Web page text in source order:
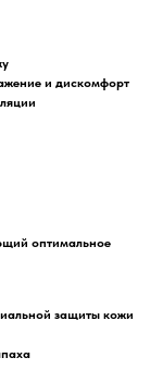
и дискомфорт
оптимальное
защиты кожи